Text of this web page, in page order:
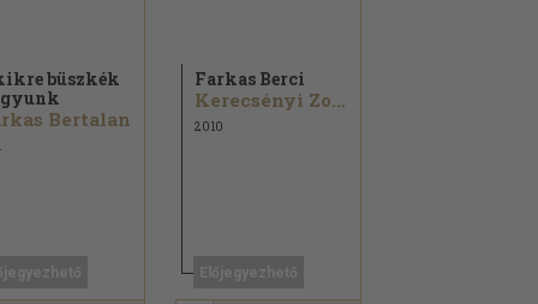
büszkék
Bertalan
Farkas Berci
Kerecsényi Zoltán
2010